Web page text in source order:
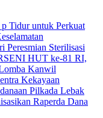
Tidur untuk Perkuat
Peresmian Sterilisasi
HUT ke-81 RI,
Kanwil
Kekayaan
Pilkada Lebak
Raperda Dana